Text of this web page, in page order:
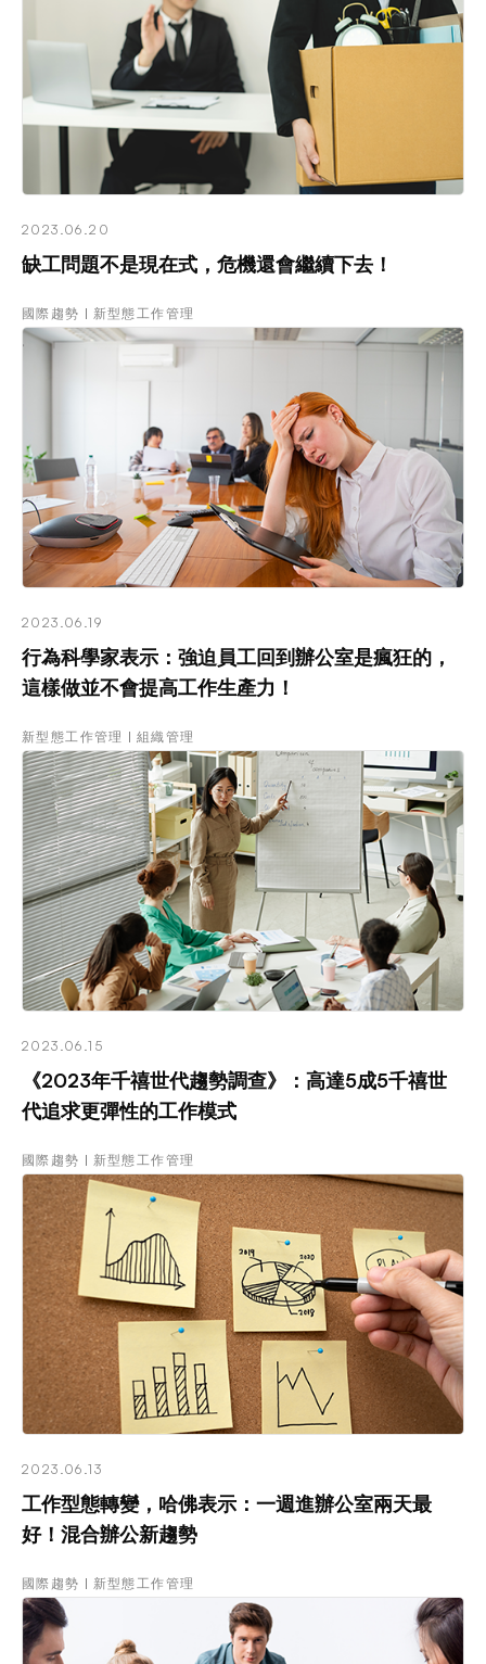
2023.06.20
缺工問題不是現在式，危機還會繼續下去！
國際趨勢 新型態工作管理
2023.06.19
行為科學家表示：強迫員工回到辦公室是瘋狂的，
這樣做並不會提高工作生產力！
新型態工作管理 組織管理
2023.06.15
《2023年千禧世代趨勢調查》：高達5成5千禧世
代追求更彈性的工作模式
國際趨勢 新型態工作管理
2023.06.13
工作型態轉變，哈佛表示：一週進辦公室兩天最
好！混合辦公新趨勢
國際趨勢 新型態工作管理